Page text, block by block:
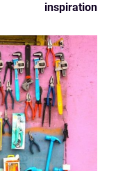
inspiration